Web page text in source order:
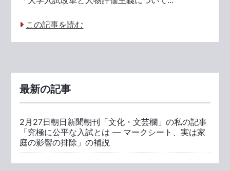
この記事を読む
最新の記事
2月27日朝日新聞朝刊「文化・文芸欄」の私の記事
「究極に公平な入試とは ― マークシート、実は家
庭の影響の排除」の補説